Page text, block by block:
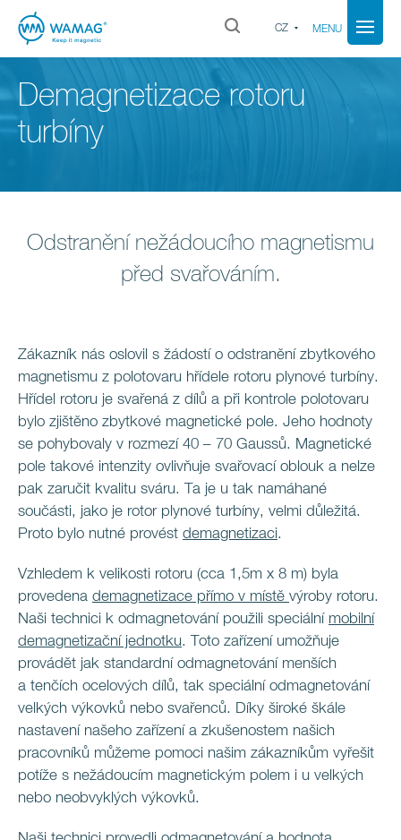
CZ MENU
Demagnetizace rotoru
turbíny
Odstranění nežádoucího magnetismu
před svařováním.
Zákazník nás oslovil s žádostí o odstranění zbytkového
magnetismu z polotovaru hřídele rotoru plynové turbíny.
Hřídel rotoru je svařená z dílů a při kontrole polotovaru
bylo zjištěno zbytkové magnetické pole. Jeho hodnoty
se pohybovaly v rozmezí 40 – 70 Gaussů. Magnetické
pole takové intenzity ovlivňuje svařovací oblouk a nelze
pak zaručit kvalitu sváru. Ta je u tak namáhané
součásti, jako je rotor plynové turbíny, velmi důležitá.
Proto bylo nutné provést demagnetizaci.
Vzhledem k velikosti rotoru (cca 1,5m x 8 m) byla
provedena demagnetizace přímo v místě výroby rotoru.
Naši technici k odmagnetování použili speciální mobilní
demagnetizační jednotku. Toto zařízení umožňuje
provádět jak standardní odmagnetování menších
a tenčích ocelových dílů, tak speciální odmagnetování
velkých výkovků nebo svařenců. Díky široké škále
nastavení našeho zařízení a zkušenostem našich
pracovníků můžeme pomoci našim zákazníkům vyřešit
potíže s nežádoucím magnetickým polem i u velkých
nebo neobvyklých výkovků.